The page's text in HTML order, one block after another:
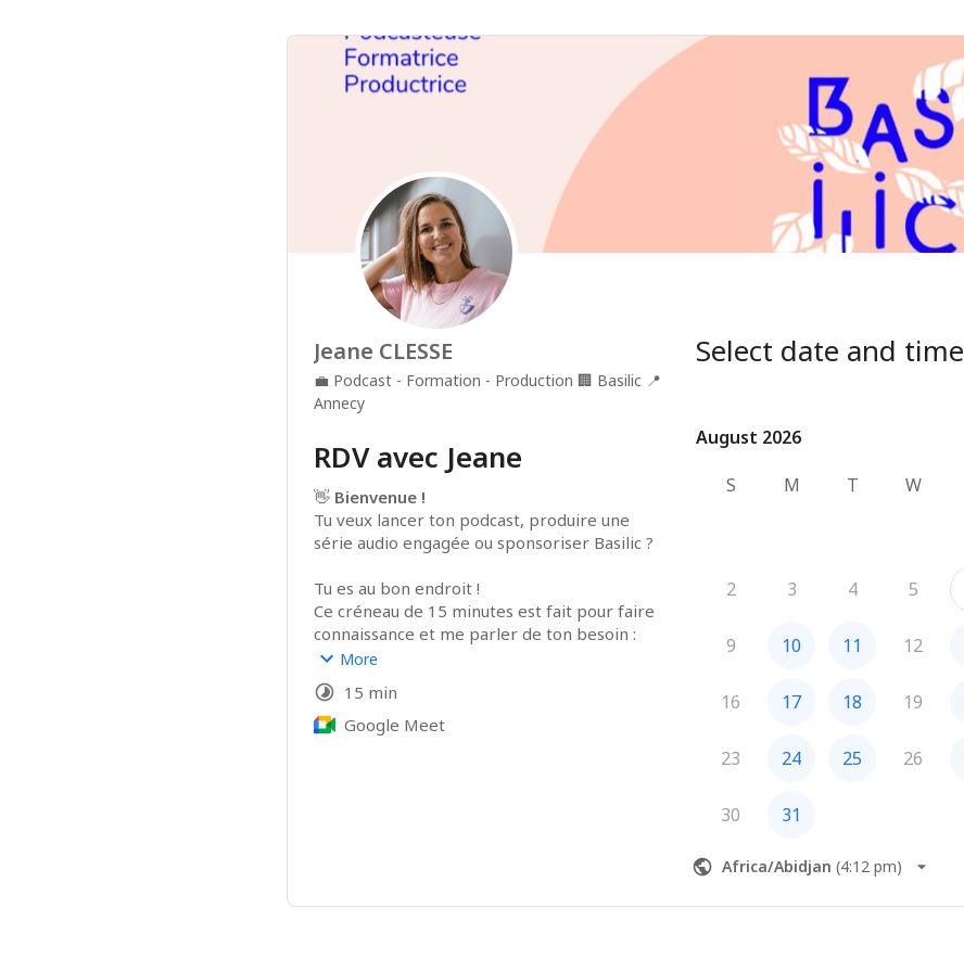
Jeane CLESSE
💼 Podcast - Formation - Production 🏢 Basilic 📍
Annecy
RDV avec Jeane
👋 Bienvenue !
Tu veux lancer ton podcast, produire une
série audio engagée ou sponsoriser Basilic ?
Tu es au bon endroit !
Ce créneau de 15 minutes est fait pour faire
connaissance et me parler de ton besoin :
🎧 Formation
sais pas par où commencer ? Parlons de
Basilic Studio !
🎙️ Production — Tu cherches une agence
More
15 min
Google Meet
Select date and time
August 2026
August 2026
S
M T W
2 3 4 5
9 10 11 12
16 17 18 19
23 24 25 26
30 31
Africa/Abidjan (4:12 pm)